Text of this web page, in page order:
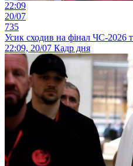
22:09
20/07
735
Усик сходив на фінал ЧС-2026
22:09, 20/07 Кадр дня